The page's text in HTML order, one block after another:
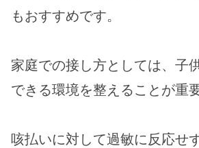
もおすすめです。
家庭での接し方としては、子
できる環境を整えることが重
咳払いに対して過敏に反応せ